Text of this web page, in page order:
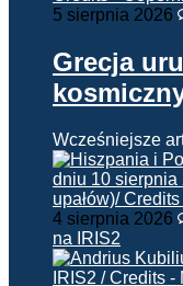
5 sierpnia 2026
Grecja
Wcześniejsze
4 sierpnia 2026
na IRIS2